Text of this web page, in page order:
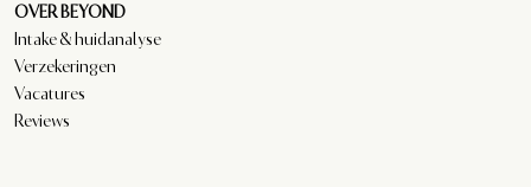
OVER BEYOND
Intake & huidanalyse
Verzekeringen
Vacatures
Reviews